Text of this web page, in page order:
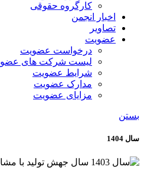
کارگروه حقوقی
اخبار انجمن
تصاویر
عضویت
درخواست عضویت
لیست شرکت های عضو
شرایط عضویت
مدارک عضویت
مزایای عضویت
بستن
سال 1404